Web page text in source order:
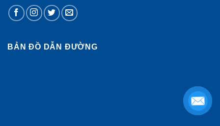
BẢN ĐỒ DẪN ĐƯỜNG